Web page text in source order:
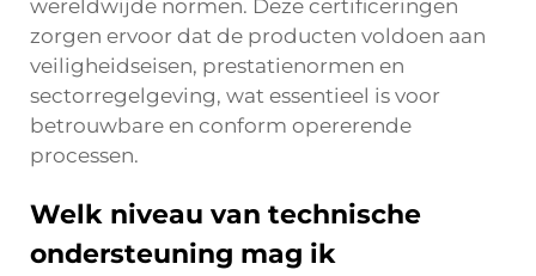
wereldwijde normen. Deze certificeringen
zorgen ervoor dat de producten voldoen aan
veiligheidseisen, prestatienormen en
sectorregelgeving, wat essentieel is voor
betrouwbare en conform opererende
processen.
Welk niveau van technische
ondersteuning mag ik